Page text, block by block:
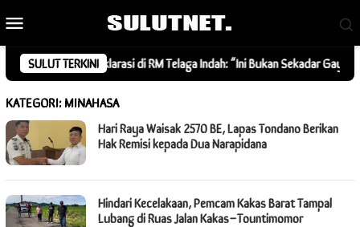
ke
konten
SULUT TERKINI
Deklarasi di RM Telaga Indah: “Ini Bukan Sekadar Gaya, Tapi
KATEGORI:MINAHASA
Hari Raya Waisak 2570 BE, Lapas Tondano Berikan
Hak Remisi kepada Dua Narapidana
Hindari Kecelakaan, Pemcam Kakas Barat Tampal
Lubang di Ruas Jalan Kakas–Tountimomor